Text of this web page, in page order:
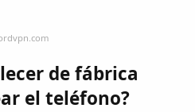
de fábrica
el teléfono?